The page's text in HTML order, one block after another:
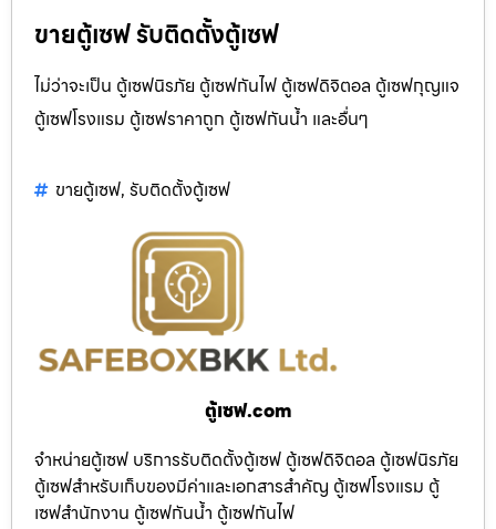
ขายตู้เซฟ รับติดตั้งตู้เซฟ
ไม่ว่าจะเป็น ตู้เซฟนิรภัย ตู้เซฟกันไฟ ตู้เซฟดิจิตอล ตู้เซฟกุญแจ
ตู้เซฟโรงแรม ตู้เซฟราคาถูก ตู้เซฟกันน้ำ และอื่นๆ
ขายตู้เซฟ, รับติดตั้งตู้เซฟ
ตู้เซฟ.com
จำหน่ายตู้เซฟ บริการรับติดตั้งตู้เซฟ ตู้เซฟดิจิตอล ตู้เซฟนิรภัย
ตู้เซฟสำหรับเก็บของมีค่าและเอกสารสำคัญ ตู้เซฟโรงแรม ตู้
เซฟสำนักงาน ตู้เซฟกันน้ำ ตู้เซฟกันไฟ